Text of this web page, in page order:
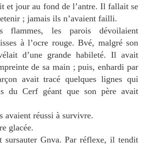
et jour au fond de l’antre. Il fallait se
; jamais ils n’avaient failli.
les parois dévoilaient
à l’ocre rouge. Bvé, malgré son
d’une grande habileté. Il avait
de sa main ; puis, enhardi par
avait tracé quelques lignes qui
du Cerf géant que son père avait
avaient réussi à survivre.
glacée.
sursauter Gnva.Par réflexe, il tendit